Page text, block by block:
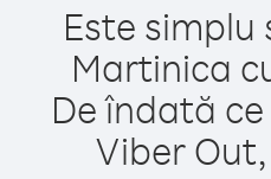
Este
Martinica
De îndată
Viber